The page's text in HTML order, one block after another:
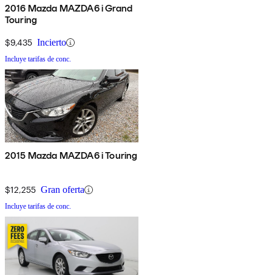
2016 Mazda MAZDA6 i Grand
Touring
$9,435 Incierto
Incluye tarifas de conc.
2015 Mazda MAZDA6 i Touring
$12,255 Gran oferta
Incluye tarifas de conc.